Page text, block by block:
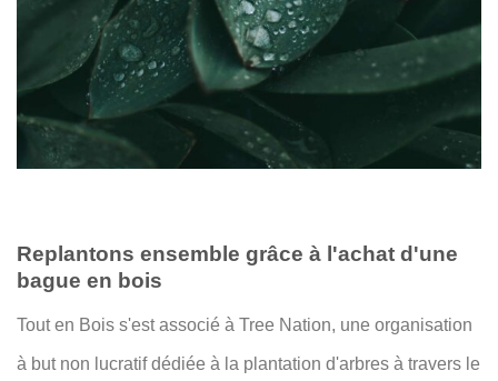
Replantons ensemble grâce à l'achat d'une
bague en bois
Tout en Bois s'est associé à Tree Nation, une organisation
à but non lucratif dédiée à la plantation d'arbres à travers le